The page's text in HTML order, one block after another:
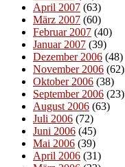
April 2007 (63)
März 2007 (60)
Februar 2007 (40)
Januar 2007 (39)
Dezember 2006 (48)
November 2006 (62)
Oktober 2006 (38)
September 2006 (23)
August 2006 (63)
Juli 2006 (72)
Juni 2006 (45)
Mai 2006 (39)
April 2006 (31)